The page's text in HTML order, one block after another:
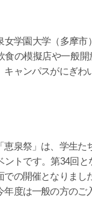
女学園大学（多摩市
食の模擬店や一般
キャンパスがにぎわ
泉祭」は、学生た
ントです。第34回
での開催となりまし
度は一般の方のご